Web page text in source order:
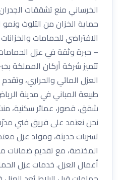
الخرساني منع تشققات
حماية الخزان من التلوث ونمو
الافتراضي للحمامات
– خبرة وثقة في عزل الحمامات
تتميز شركة أركان المملكة
العزل المائي والحراري،
طبيعة المباني في مدينة
شقق، قصور، عمائر سكنية،
نحن نعتمد على فريق فني
تسربات حديثة، ومواد عزل
المختصة، مع تقديم ضمانات